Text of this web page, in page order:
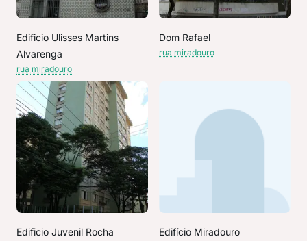
Edificio Ulisses Martins
Alvarenga
rua miradouro
Dom Rafael
rua miradouro
Edificio Juvenil Rocha Edifício Miradouro